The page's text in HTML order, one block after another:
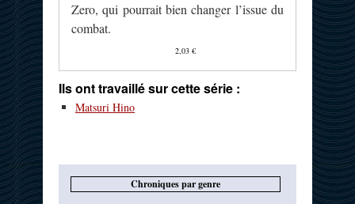
Zero, qui pourrait bien changer l’issue du
combat.
2,03 €
Ils ont travaillé sur cette série :
Matsuri Hino
Chroniques par genre